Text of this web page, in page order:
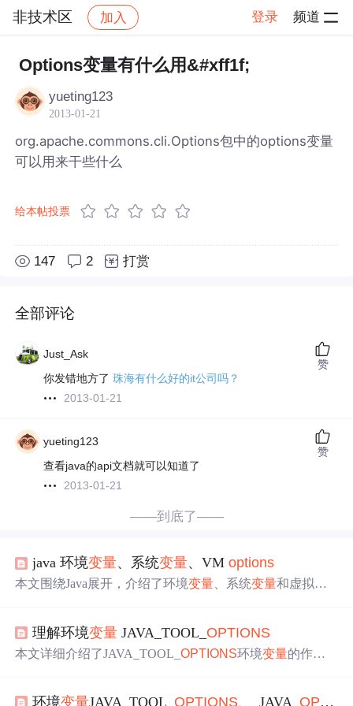
非技术区 加入 登录 频道
社区 非技术区 帖子详情
Options变量有什么用&#xff1f;
yueting123
2013-01-21
org.apache.commons.cli.Options包中的options变量
可以用来干些什么
给本帖投票
147 2 打赏
全部评论
Just_Ask
你发错地方了珠海有什么好的it公司吗？
2013-01-21
赞
yueting123
查看java的api文档就可以知道了
2013-01-21
赞
——到底了——
java 环境变量、系统变量、VMoptions
本文围绕Java展开，介绍了环境变量 、系统变量和虚拟机
m.getProperty获取。VMoptions分为标准、非标准和非Stab
le参数三类，并介绍了常用参数的查看和使用。
理解环境变量 JAVA_TOOL_ OPTIONS
本文详细介绍了JAVA_TOOL_OPTIONS环境变量的作用
中文乱码问题的具体案例。
环境变量JAVA_TOOL_ OPTIONS、_JAVA_ OPTIONS